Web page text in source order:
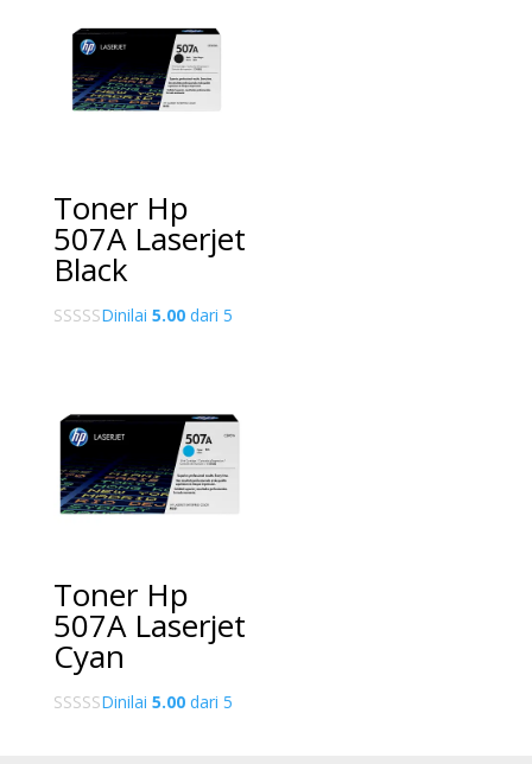
Toner Hp
507A Laserjet
Black
Dinilai 5.00dari 5
Toner Hp
507A Laserjet
Cyan
Dinilai 5.00dari 5